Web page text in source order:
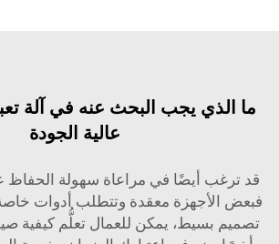
الذي يجب البحث عنه في آلة تعبئة
عالية الجودة
أيضًا في مراعاة سهولة الحفاظ على
الأجهزة معقدة وتتطلب أدوات خاصة
بسيط، يمكن للعمال تعلُّم كيفية صيانة